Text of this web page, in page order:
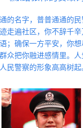
的名字，普普通通的
走遍社区，你不辞千
；确保一方平安，你
众把你融进感情里。
民警察的形象高高树起